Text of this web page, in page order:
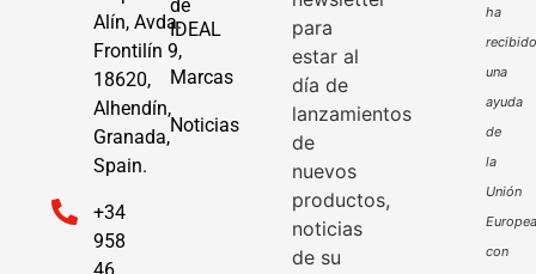
Alín, Avda.
Frontilín 9,
18620,
Alhendín,
Granada,
Spain.
+34
958
de
IDEAL
Marcas
Noticias
para
estar al
día de
lanzamientos
de
nuevos
productos,
noticias
de su
ha
recibido
una
ayuda
de
la
Unión
Europea
con